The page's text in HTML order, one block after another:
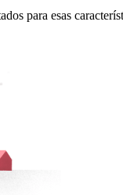
para esas